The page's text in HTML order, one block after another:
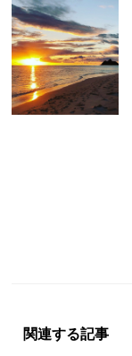
関連する記事